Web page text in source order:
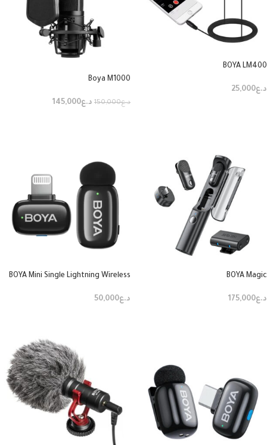
BOYA LM400
د.ع25,000
Boya M1000
د.ع150,000 د.ع145,000
BOYA Magic
د.ع175,000
BOYA Mini Single Lightning Wireless
د.ع50,000